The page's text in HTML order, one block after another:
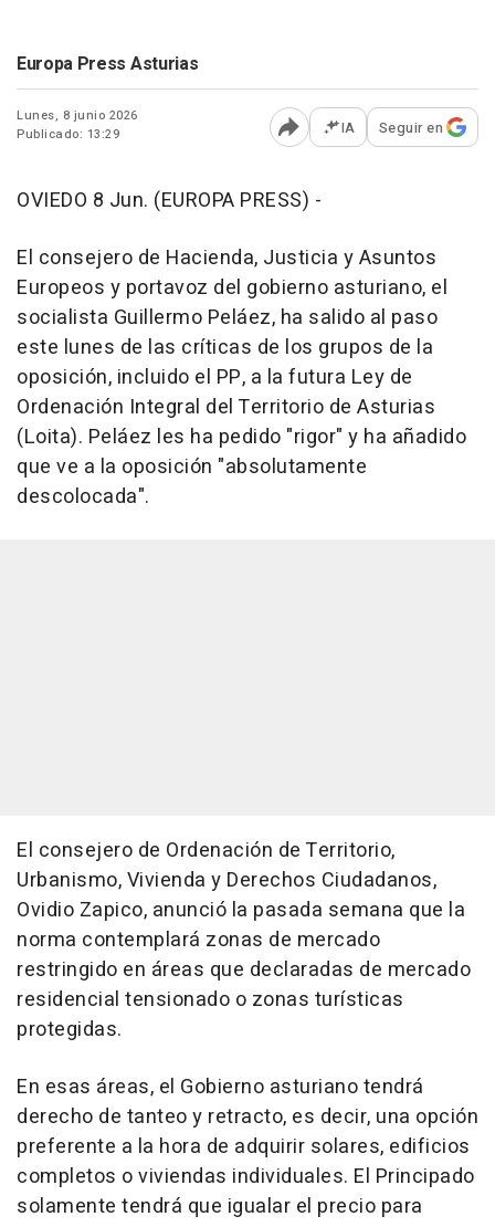
Europa Press Asturias
Lunes, 8 junio 2026
Publicado: 13:29
Abrir opciones para
IA Seguir en
OVIEDO 8 Jun. (EUROPA PRESS) -
El consejero de Hacienda, Justicia y Asuntos
Europeos y portavoz del gobierno asturiano, el
socialista Guillermo Peláez, ha salido al paso
este lunes de las críticas de los grupos de la
oposición, incluido el PP, a la futura Ley de
Ordenación Integral del Territorio de Asturias
(Loita). Peláez les ha pedido "rigor" y ha añadido
que ve a la oposición "absolutamente
descolocada".
El consejero de Ordenación de Territorio,
Urbanismo, Vivienda y Derechos Ciudadanos,
Ovidio Zapico, anunció la pasada semana que la
norma contemplará zonas de mercado
restringido en áreas que declaradas de mercado
residencial tensionado o zonas turísticas
protegidas.
En esas áreas, el Gobierno asturiano tendrá
derecho de tanteo y retracto, es decir, una opción
preferente a la hora de adquirir solares, edificios
completos o viviendas individuales. El Principado
solamente tendrá que igualar el precio para